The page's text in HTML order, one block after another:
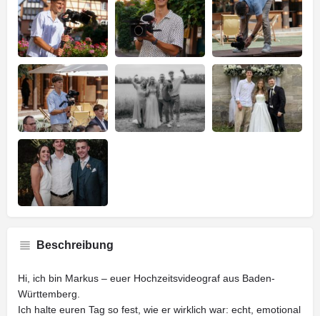
Beschreibung
Hi, ich bin Markus – euer Hochzeitsvideograf aus Baden-
Württemberg.
Ich halte euren Tag so fest, wie er wirklich war: echt, emotional